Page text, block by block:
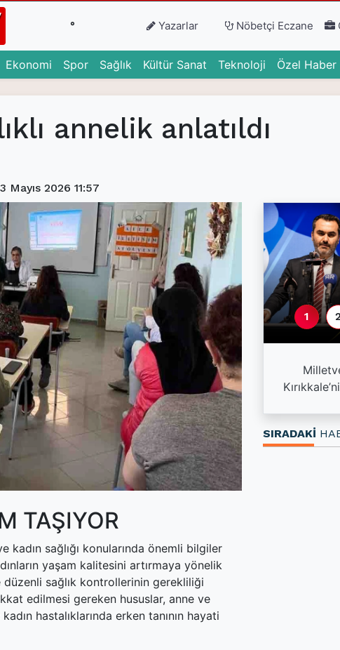
° Yazarlar Nöbetçi Eczane
(current)
Ekonomi (current)
Spor(current)
Sağlık (current)
Kültür Sanat (current)
Teknoloji (current)
Özel Haber
annelik anlatıldı
Mayıs 2026 11:57
TAŞIYOR
kadın sağlığı konularında önemli bilgiler
yaşam kalitesini artırmaya yönelik
düzenli sağlık kontrollerinin gerekliliği
edilmesi gereken hususlar, anne ve
hastalıklarında erken tanının hayati
Özgür Özel’in kurduğu Yeni Parti’nin logosu
tartışma yarattı
Kırıkkale'de Kiralar Son Bir Yılda Ne Kadar
Arttı?
1
SIRADAKİ